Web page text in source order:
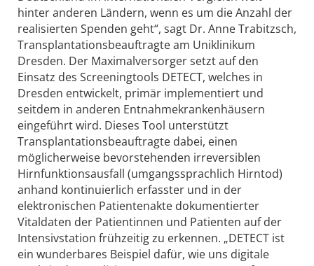
hinter anderen Ländern, wenn es um die Anzahl der
realisierten Spenden geht“, sagt Dr. Anne Trabitzsch,
Transplantationsbeauftragte am Uniklinikum
Dresden. Der Maximalversorger setzt auf den
Einsatz des Screeningtools DETECT, welches in
Dresden entwickelt, primär implementiert und
seitdem in anderen Entnahmekrankenhäusern
eingeführt wird. Dieses Tool unterstützt
Transplantationsbeauftragte dabei, einen
möglicherweise bevorstehenden irreversiblen
Hirnfunktionsausfall (umgangssprachlich Hirntod)
anhand kontinuierlich erfasster und in der
elektronischen Patientenakte dokumentierter
Vitaldaten der Patientinnen und Patienten auf der
Intensivstation frühzeitig zu erkennen. „DETECT ist
ein wunderbares Beispiel dafür, wie uns digitale